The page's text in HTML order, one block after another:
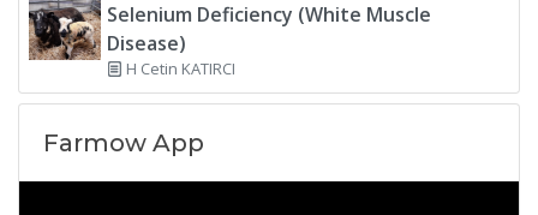
Selenium Deficiency (White Muscle
Disease)
H Cetin KATIRCI
Farmow App